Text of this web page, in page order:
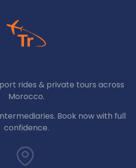
rides & private tours across
Morocco.
Book now with full
confidence.